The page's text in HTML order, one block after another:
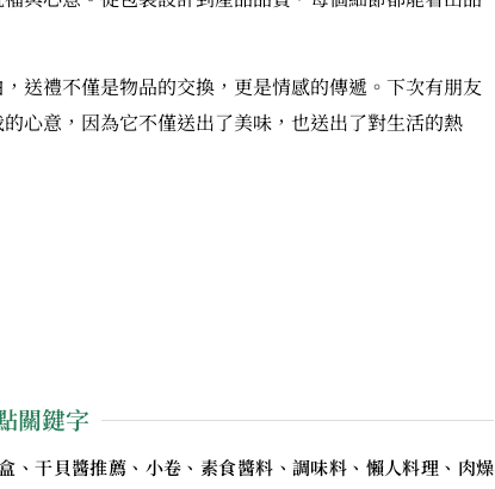
送禮不僅是物品的交換，更是情感的傳遞。下次有朋友
心意，因為它不僅送出了美味，也送出了對生活的熱
關鍵字
、干貝醬推薦、小卷、素食醬料、調味料、懶人料理、肉燥